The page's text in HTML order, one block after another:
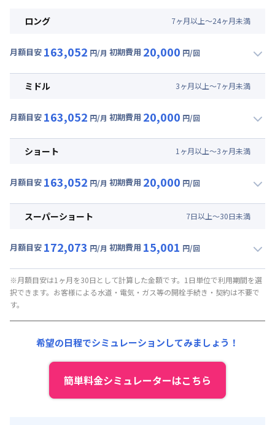
ロング 7ヶ月以上～24ヶ月未満
月額目安 163,052 円/月 初期費用 20,000 円/回
月額賃料目安(30日利用)
光熱費他 : 27,300円/月 (910円/日) (税抜)
その他費用 :
駐車場代: 19,110円/月 (637円/日) (税抜)
ミドル 3ヶ月以上～7ヶ月未満
月額目安 163,052 円/月 初期費用 20,000 円/回
月額賃料目安(30日利用)
光熱費他 : 27,300円/月 (910円/日) (税抜)
その他費用 :
駐車場代: 19,110円/月 (637円/日) (税抜)
ショート 1 ヶ月以上～3ヶ月未満
月額目安 163,052 円/月 初期費用 20,000 円/回
月額賃料目安(30日利用)
光熱費他 : 27,300円/月 (910円/日) (税抜)
その他費用 :
トータルサポート費: 910円/月 (税抜)
スーパーショート 7日以上～30日未満
月額目安 172,073 円/月 初期費用 15,001 円/回
月額賃料目安(30日利用)
賃料 : 109,110円/月 (3,637円/日) (税抜)
光熱費他 :
その他費用 :
トータルサポート費: 910円/月 (税抜)
※月額目安は1ヶ月を30日として計算した金額です。1日単位で利用期間を選
択できます。お客様による水道・電気・ガス等の開栓手続き・契約は不要で
す。
希望の日程でシミュレーションしてみましょう！
簡単料金シミュレーターはこちら